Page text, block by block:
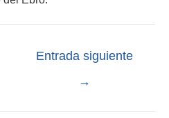
Entrada siguiente
→